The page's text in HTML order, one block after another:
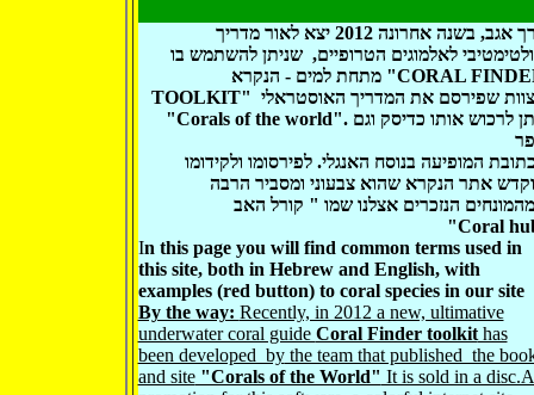
דרך אגב, בשנה אחרונה 2012 יצא לאור מדריך
לאלמוגים הטרופיים, שניתן להשתמש בו
מתחת למים - הנקרא "CORAL FINDER
TOOLKIT" הצוות שפירסם את המדריך האוסטראלי
"Corals of the world". ניתן לרכוש אותו כדיסק וגם
המופיעה בנוסח האנגלי. לפירסומו ולקידומו
אתר הנקרא שהוא צבעוני ומסביר הרבה
מהמונחים הנזכרים אצלנו
"Coral
In this page you will find common terms used in
this site, both in Hebrew and English, with
examples (red button) to coral species in our site
By the way: Recently, in 2012 a new, ultimative
underwater coral guide Coral Finder toolkithas
been developed bythe team that published the
and site"Corals of the World" It is sold in a disc.A